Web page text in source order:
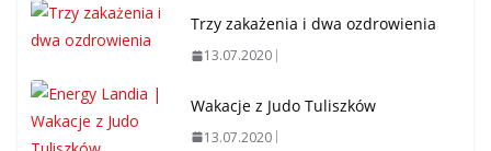
Trzy zakażenia i dwa ozdrowienia
13.07.2020
Wakacje z Judo Tuliszków
13.07.2020